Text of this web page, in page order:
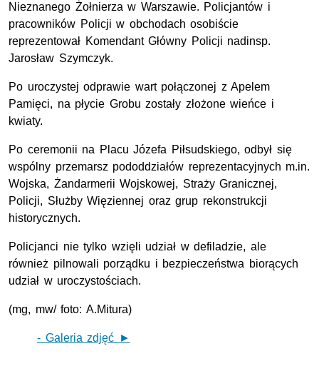
Nieznanego Żołnierza w Warszawie. Policjantów i
pracowników Policji w obchodach osobiście
reprezentował Komendant Główny Policji nadinsp.
Jarosław Szymczyk.
Po uroczystej odprawie wart połączonej z Apelem
Pamięci, na płycie Grobu zostały złożone wieńce i
kwiaty.
Po ceremonii na Placu Józefa Piłsudskiego, odbył się
wspólny przemarsz pododdziałów reprezentacyjnych m.in.
Wojska, Żandarmerii Wojskowej, Straży Granicznej,
Policji, Służby Więziennej oraz grup rekonstrukcji
historycznych.
Policjanci nie tylko wzięli udział w defiladzie, ale
również pilnowali porządku i bezpieczeństwa biorących
udział w uroczystościach.
(mg, mw/ foto: A.Mitura)
- Galeria zdjęć ►